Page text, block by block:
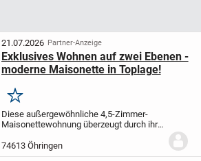
21.07.2026 Partner-Anzeige
Exklusives Wohnen auf zwei Ebenen -
moderne Maisonette in Toplage!
Merken
Diese außergewöhnliche 4,5-Zimmer-
Maisonettewohnung überzeugt durch ihre
Ausstattung und attraktive Lage in einem
gepflegten Mehrfamilienhaus in Öhringen.
74613 Öhringen